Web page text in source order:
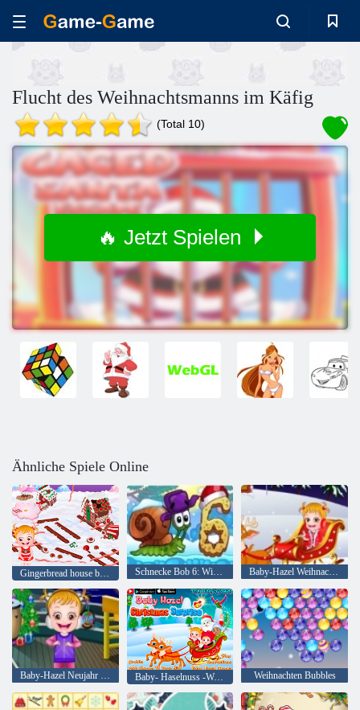
Flucht des Weihnachtsmanns im Käfig
(Total 10)
🔥 Jetzt Spielen
Ähnliche Spiele Online
Gingerbread house baby Hazel Schnecke Bob 6: Wintergeschichte Baby-Hazel Weihnachtstraum
Baby-Hazel Neujahr Bash Baby- Haselnuss -Weihnachtsüberraschung Weihnachten Bubbles